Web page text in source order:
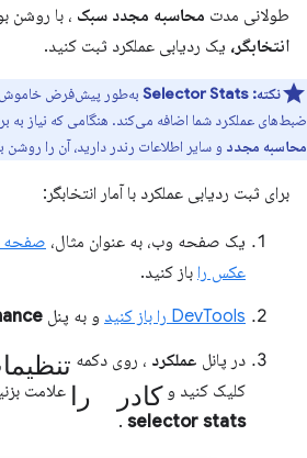
طولانی مدت محاسبه مجدد سبک ، با روشن
انتخابگر، یک ردیابی عملکرد ثبت کنید.
نکته: Selector Stats به‌طور پیش‌فرض خاموش
ضبط‌های عملکرد شما اضافه می‌کند. هنگامی که نیاز به
محاسبه مجدد و سایر اطلاعات رندر دارید، آن را روشن
برای ثبت ردیابی عملکرد با آمار انتخابگر:
یک صفحه وب، به عنوان مثال، صفحه
عکس را باز کنید.
DevTools را باز کنید
و به پنل
در پانل عملکرد ، روی دکمه
کلیک کنید وکادر را علامت
selector stats
.